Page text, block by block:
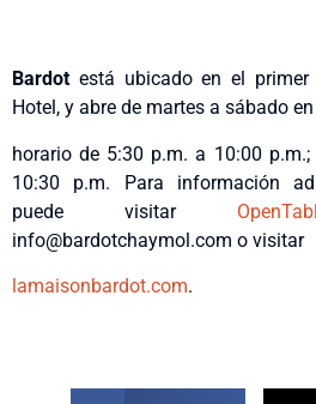
Bardot está ubicado en el
Hotel, y abre de martes a sábado en
horario de 5:30 p.m. a 10:00
10:30 p.m. Para información
puede visitar
info@bardotchaymol.com o visitar
lamaisonbardot.com.